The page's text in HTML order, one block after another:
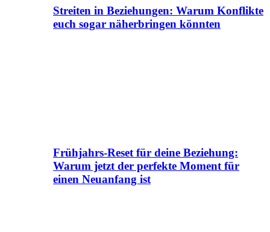
Streiten in Beziehungen: Warum Konflikte
euch sogar näherbringen könnten
Frühjahrs-Reset für deine Beziehung:
Warum jetzt der perfekte Moment für
einen Neuanfang ist